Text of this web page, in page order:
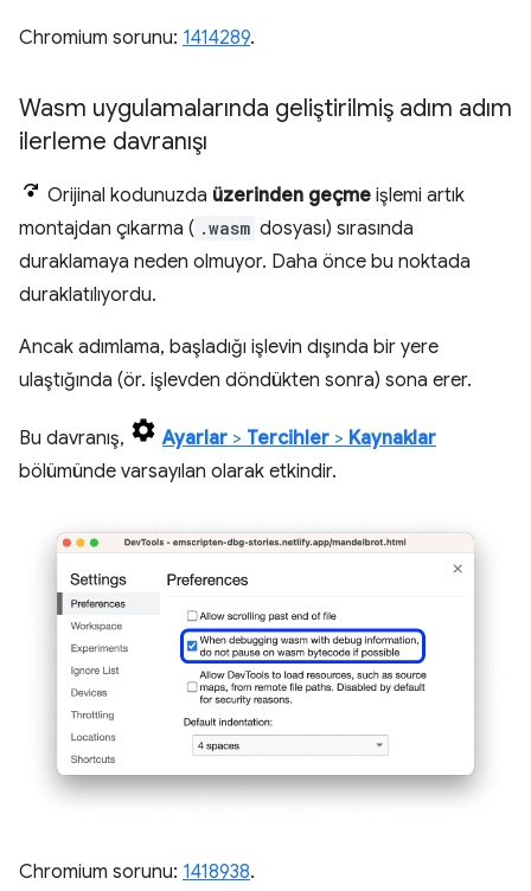
Chromium sorunu: 1414289.
Wasm uygulamalarında geliştirilmiş adım adım
ilerleme davranışı
Orijinal kodunuzda üzerinden geçme işlemi artık
montajdan çıkarma ( .wasm dosyası) sırasında
duraklamaya neden olmuyor. Daha önce bu noktada
duraklatılıyordu.
Ancak adımlama, başladığı işlevin dışında bir yere
ulaştığında (ör. işlevden döndükten sonra) sona erer.
Bu davranış, Ayarlar > Tercihler > Kaynaklar
bölümünde varsayılan olarak etkindir.
Chromium sorunu: 1418938.